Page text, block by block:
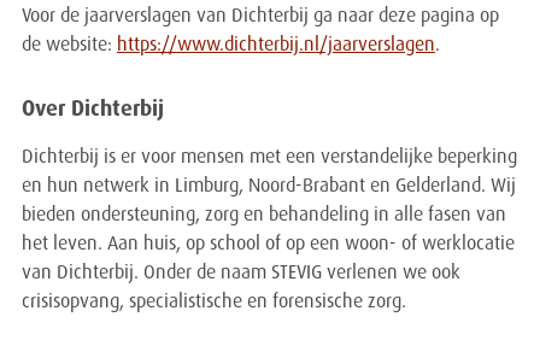
Voor de jaarverslagen van Dichterbij ga naar deze pagina op
de website: https://www.dichterbij.nl/jaarverslagen.
Over Dichterbij
Dichterbij is er voor mensen met een verstandelijke beperking
en hun netwerk in Limburg, Noord-Brabant en Gelderland. Wij
bieden ondersteuning, zorg en behandeling in alle fasen van
het leven. Aan huis, op school of op een woon- of werklocatie
van Dichterbij. Onder de naam STEVIG verlenen we ook
crisisopvang, specialistische en forensische zorg.